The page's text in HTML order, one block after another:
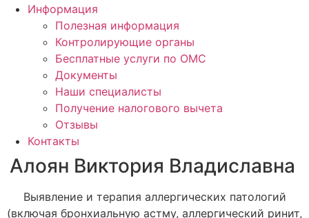
Информация
Полезная информация
Контролирующие органы
Бесплатные услуги по ОМС
Документы
Наши специалисты
Получение налогового вычета
Отзывы
Контакты
Алоян Виктория Владиславна
Выявление и терапия аллергических патологий
(включая бронхиальную астму, аллергический ринит,